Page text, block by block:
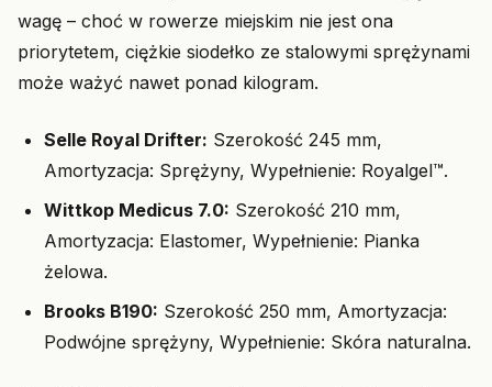
wagę – choć w rowerze miejskim nie jest ona
priorytetem, ciężkie siodełko ze stalowymi sprężynami
może ważyć nawet ponad kilogram.
Selle Royal Drifter: Szerokość 245 mm,
Amortyzacja: Sprężyny, Wypełnienie: Royalgel™.
Wittkop Medicus 7.0: Szerokość 210 mm,
Amortyzacja: Elastomer, Wypełnienie: Pianka
żelowa.
Brooks B190: Szerokość 250 mm, Amortyzacja:
Podwójne sprężyny, Wypełnienie: Skóra naturalna.